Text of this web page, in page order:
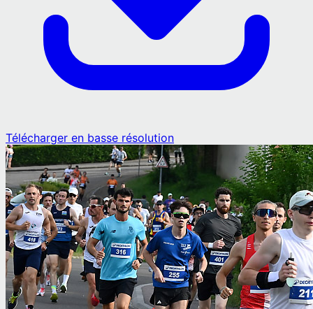
Télécharger en basse résolution